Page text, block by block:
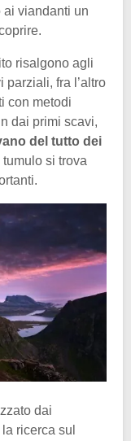
viandanti un
risalgono agli
parziali, fra l’altro
con metodi
dai primi scavi,
del tutto dei
si trova
dai
ricerca sul